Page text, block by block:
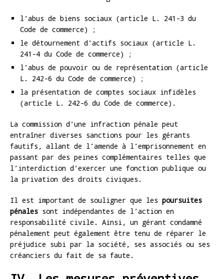
l’abus de biens sociaux (article L. 241-3 du
Code de commerce) ;
le détournement d’actifs sociaux (article L.
241-4 du Code de commerce) ;
l’abus de pouvoir ou de représentation (article
L. 242-6 du Code de commerce) ;
la présentation de comptes sociaux infidèles
(article L. 242-6 du Code de commerce).
La commission d’une infraction pénale peut
entraîner diverses sanctions pour les gérants
fautifs, allant de l’amende à l’emprisonnement en
passant par des peines complémentaires telles que
l’interdiction d’exercer une fonction publique ou
la privation des droits civiques.
Il est important de souligner que les poursuites
pénales sont indépendantes de l’action en
responsabilité civile. Ainsi, un gérant condamné
pénalement peut également être tenu de réparer le
préjudice subi par la société, ses associés ou ses
créanciers du fait de sa faute.